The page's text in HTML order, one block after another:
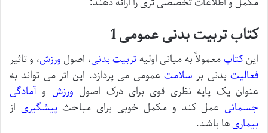
کتاب تربیت بدنی عمومی 1
اینکتابمعمولاً به مبانی اولیه تربیت بدنی، اصول ورزش، و تاثیر
فعالیتبدنی بر سلامت عمومی می پردازد. این اثر می تواند به
عنوان یک پایه نظری قوی برای درک اصول ورزش وآمادگی
جسمانی عمل کند و مکمل خوبی برای مباحثپیشگیری از
بیماریها باشد.